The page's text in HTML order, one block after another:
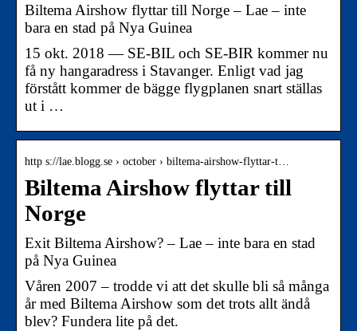
Biltema Airshow flyttar till Norge – Lae – inte
bara en stad på Nya Guinea
15 okt. 2018 — SE-BIL och SE-BIR kommer nu
få ny hangaradress i Stavanger. Enligt vad jag
förstått kommer de bägge flygplanen snart ställas
ut i …
http s://lae.blogg.se › october › biltema-airshow-flyttar-t…
Biltema Airshow flyttar till
Norge
Exit Biltema Airshow? – Lae – inte bara en stad
på Nya Guinea
Våren 2007 – trodde vi att det skulle bli så många
år med Biltema Airshow som det trots allt ändå
blev? Fundera lite på det.